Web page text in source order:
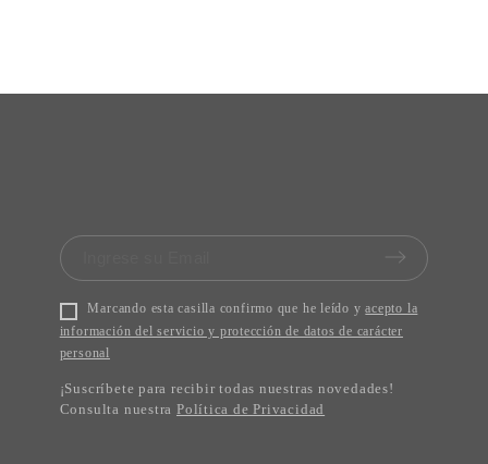
Marcando esta casilla confirmo que he leído yacepto la
información del servicio y protección de datos de carácter
personal
¡Suscríbete para recibir todas nuestras novedades!
Consulta nuestra Política de Privacidad